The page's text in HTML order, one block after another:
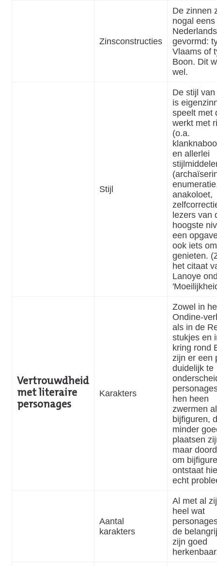
Zinsconstructies
De zinnen
nogal
Nederlands
gevormd:
Vlaams of
Boon. Dit
wel.
Stijl
De stijl
is
speelt met
werkt met
(o.a.
en allerlei
anakoloet,
lezers van
hoogste
een
ook iets
genieten.
het citaat
Lanoye
Vertrouwdheid
met literaire
personages
Karakters
Zowel in
Ondine-
als in de
stukjes en
kring rond
zijn er een
duidelijk te
hen heen
zwermen
bijfiguren,
minder
plaatsen
maar
om
ontstaat
echt
Aantal
karakters
Al met al
heel wat
de
zijn goed